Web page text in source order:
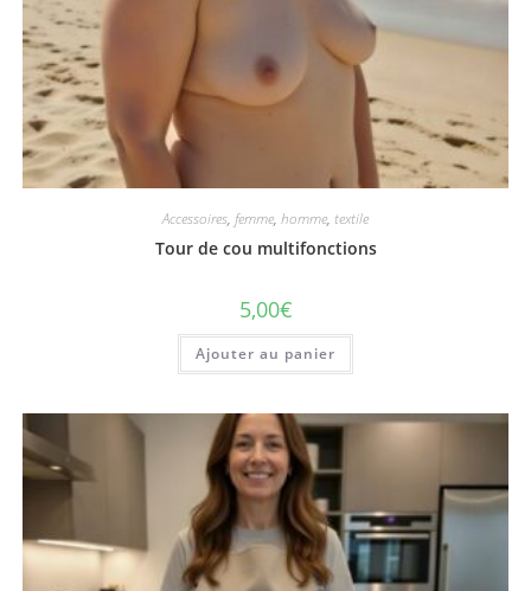
Accessoires, femme, homme, textile
Tour de cou multifonctions
5,00€
Ajouter au panier